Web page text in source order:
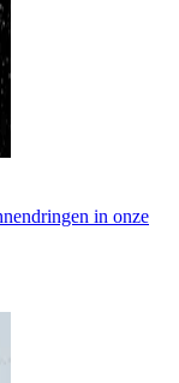
in onze